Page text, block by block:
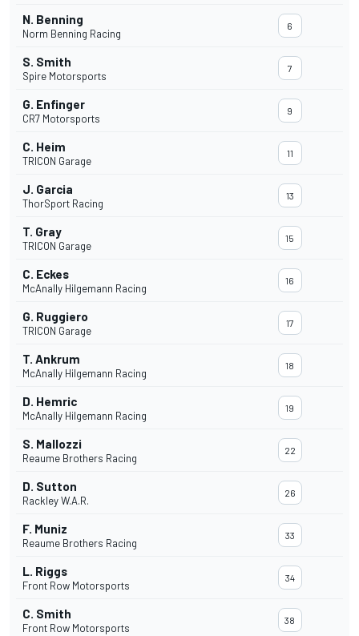
N. Benning
Norm Benning Racing
6
S. Smith
Spire Motorsports
7
G. Enfinger
CR7 Motorsports
9
C. Heim
TRICON Garage
11
J. Garcia
ThorSport Racing
13
T. Gray
TRICON Garage
15
C. Eckes
McAnally Hilgemann Racing
16
G. Ruggiero
TRICON Garage
17
T. Ankrum
McAnally Hilgemann Racing
18
D. Hemric
McAnally Hilgemann Racing
19
S. Mallozzi
Reaume Brothers Racing
22
D. Sutton
Rackley W.A.R.
26
F. Muniz
Reaume Brothers Racing
33
L. Riggs
Front Row Motorsports
34
C. Smith
Front Row Motorsports
38